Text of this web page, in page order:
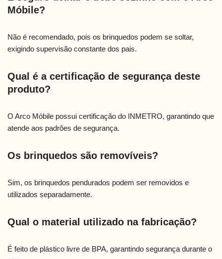
Móbile?
Não é recomendado, pois os brinquedos podem se soltar,
exigindo supervisão constante dos pais.
Qual é a certificação de segurança deste
produto?
O Arco Móbile possui certificação do INMETRO, garantindo que
atende aos padrões de segurança.
Os brinquedos são removíveis?
Sim, os brinquedos pendurados podem ser removidos e
utilizados separadamente.
Qual o material utilizado na fabricação?
É feito de plástico livre de BPA, garantindo segurança durante o